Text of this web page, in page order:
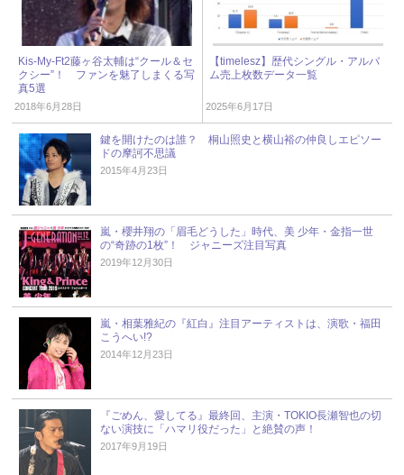
Kis-My-Ft2藤ヶ谷太輔は“クール＆セ
クシー”！ ファンを魅了しまくる写
真5選
2018年6月28日
【timelesz】歴代シングル・アルバ
ム売上枚数データ一覧
2025年6月17日
鍵を開けたのは誰？ 桐山照史と横山裕の仲良しエピソー
ドの摩訶不思議
2015年4月23日
嵐・櫻井翔の「眉毛どうした」時代、美 少年・金指一世
の“奇跡の1枚”！ ジャニーズ注目写真
2019年12月30日
嵐・相葉雅紀の『紅白』注目アーティストは、演歌・福田
こうへい!?
2014年12月23日
『ごめん、愛してる』最終回、主演・TOKIO長瀬智也の切
ない演技に「ハマリ役だった」と絶賛の声！
2017年9月19日